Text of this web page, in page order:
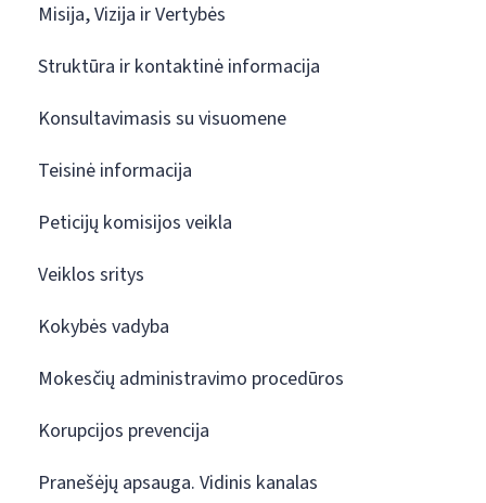
Misija, Vizija ir Vertybės
Struktūra ir kontaktinė informacija
Konsultavimasis su visuomene
Teisinė informacija
Peticijų komisijos veikla
Veiklos sritys
Kokybės vadyba
Mokesčių administravimo procedūros
Korupcijos prevencija
Pranešėjų apsauga. Vidinis kanalas